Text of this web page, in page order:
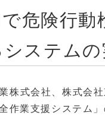
危険行
ステム
株式会社、株式会
作業支援システム